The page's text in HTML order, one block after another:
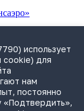
срок и штраф в
использует
cookie) для
нам
постоянно
«Подтвердить»,